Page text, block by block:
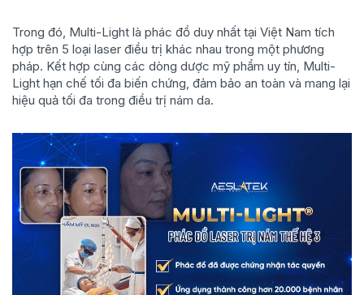
Trong đó, Multi-Light là phác đồ duy nhất tại Việt Nam tích
hợp trên 5 loại laser điều trị khác nhau trong một phương
pháp. Kết hợp cùng các dòng dược mỹ phẩm uy tín, Multi-
Light hạn chế tối đa biến chứng, đảm bảo an toàn và mang lại
hiệu quả tối đa trong điều trị nám da.